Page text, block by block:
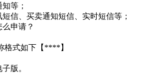
等；
信、买卖通知短信、实时短信等；
申请？
格式如下【****】
版。